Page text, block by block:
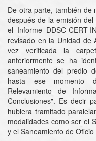
De otra parte, también de
después de la emisión
el Informe DDSC-CERT-
revisado en la Unidad de
vez verificada la
anteriormente se ha
saneamiento del predio
hasta ese momento
Relevamiento de
Conclusiones". Es decir
hubiera tramitado
modalidades como ser el
y el Saneamiento de